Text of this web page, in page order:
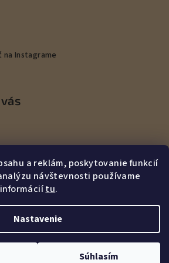
a reklám, poskytovanie funkcií
návštevnosti používame
tu.
Nastavenie
Súhlasím
Instagrame
údajov
Upraviť nastavenie cookies